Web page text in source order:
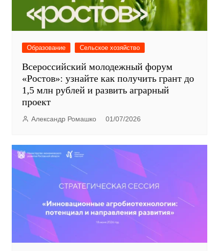
Образование Сельское хозяйство
Всероссийский молодежный форум
«Ростов»: узнайте как получить грант до
1,5 млн рублей и развить аграрный
проект
Александр Ромашко 01/07/2026